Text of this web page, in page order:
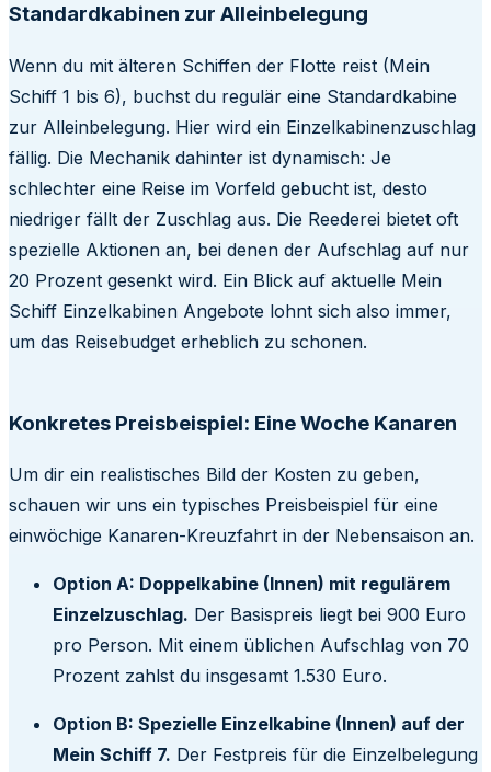
Standardkabinen zur Alleinbelegung
Wenn du mit älteren Schiffen der Flotte reist (Mein
Schiff 1 bis 6), buchst du regulär eine Standardkabine
zur Alleinbelegung. Hier wird ein Einzelkabinenzuschlag
fällig. Die Mechanik dahinter ist dynamisch: Je
schlechter eine Reise im Vorfeld gebucht ist, desto
niedriger fällt der Zuschlag aus. Die Reederei bietet oft
spezielle Aktionen an, bei denen der Aufschlag auf nur
20 Prozent gesenkt wird. Ein Blick auf aktuelle Mein
Schiff Einzelkabinen Angebote lohnt sich also immer,
um das Reisebudget erheblich zu schonen.
Konkretes Preisbeispiel: Eine Woche Kanaren
Um dir ein realistisches Bild der Kosten zu geben,
schauen wir uns ein typisches Preisbeispiel für eine
einwöchige Kanaren-Kreuzfahrt in der Nebensaison an.
Option A: Doppelkabine (Innen) mit regulärem
Einzelzuschlag. Der Basispreis liegt bei 900 Euro
pro Person. Mit einem üblichen Aufschlag von 70
Prozent zahlst du insgesamt 1.530 Euro.
Option B: Spezielle Einzelkabine (Innen) auf der
Mein Schiff 7. Der Festpreis für die Einzelbelegung